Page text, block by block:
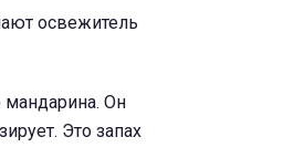
освежитель
Он
Это запах